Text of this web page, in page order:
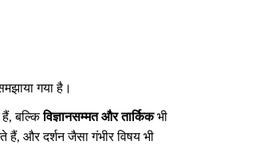
गया है।
बल्किविज्ञानसम्मत और तार्किकभी
और दर्शन जैसा गंभीर विषय भी